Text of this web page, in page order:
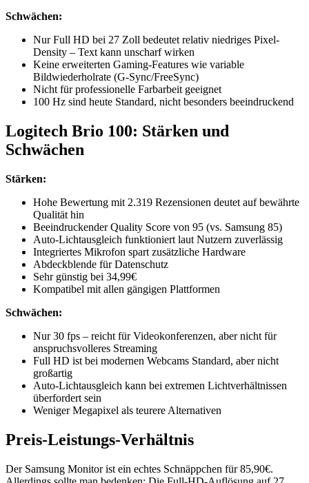
Schwächen:
Nur Full HD bei 27 Zoll bedeutet relativ niedriges Pixel-
Density – Text kann unscharf wirken
Keine erweiterten Gaming-Features wie variable
Bildwiederholrate (G-Sync/FreeSync)
Nicht für professionelle Farbarbeit geeignet
100 Hz sind heute Standard, nicht besonders beeindruckend
Logitech Brio 100: Stärken und
Schwächen
Stärken:
Hohe Bewertung mit 2.319 Rezensionen deutet auf bewährte
Qualität hin
Beeindruckender Quality Score von 95 (vs. Samsung 85)
Auto-Lichtausgleich funktioniert laut Nutzern zuverlässig
Integriertes Mikrofon spart zusätzliche Hardware
Abdeckblende für Datenschutz
Sehr günstig bei 34,99€
Kompatibel mit allen gängigen Plattformen
Schwächen:
Nur 30 fps – reicht für Videokonferenzen, aber nicht für
anspruchsvolleres Streaming
Full HD ist bei modernen Webcams Standard, aber nicht
großartig
Auto-Lichtausgleich kann bei extremen Lichtverhältnissen
überfordert sein
Weniger Megapixel als teurere Alternativen
Preis-Leistungs-Verhältnis
Der Samsung Monitor ist ein echtes Schnäppchen für 85,90€.